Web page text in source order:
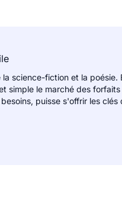
science-fiction et la poésie.
simple le marché des
puisse s'offrir les